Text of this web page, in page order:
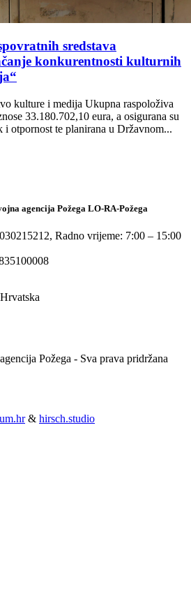
sredstava
konkurentnosti kulturnih
kulture i medija Ukupna raspoloživa
33.180.702,10 eura, a osigurana su
i otpornost te planirana u Državnom...
agencija Požega LO-RA-Požega
Radno vrijeme: 7:00 – 15:00
Požega - Sva prava pridržana
& hirsch.studio